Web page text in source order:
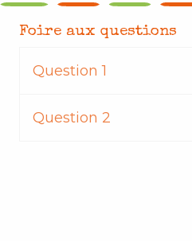
Foire aux questions
Question 1
Question 2